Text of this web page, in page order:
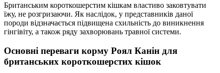
Британським короткошерстим кішкам властиво заковтувати
їжу, не розгризаючи. Як наслідок, у представників даної
породи відзначається підвищена схильність до виникнення
гінгівіту, а також ряду захворювань травної системи.
Основні переваги корму Роял Канін для
британських короткошерстих кішок